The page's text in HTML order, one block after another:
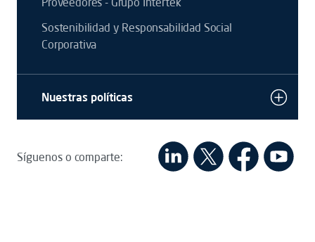
Sostenibilidad y Responsabilidad Social
Corporativa
Nuestras políticas
Síguenos o comparte: